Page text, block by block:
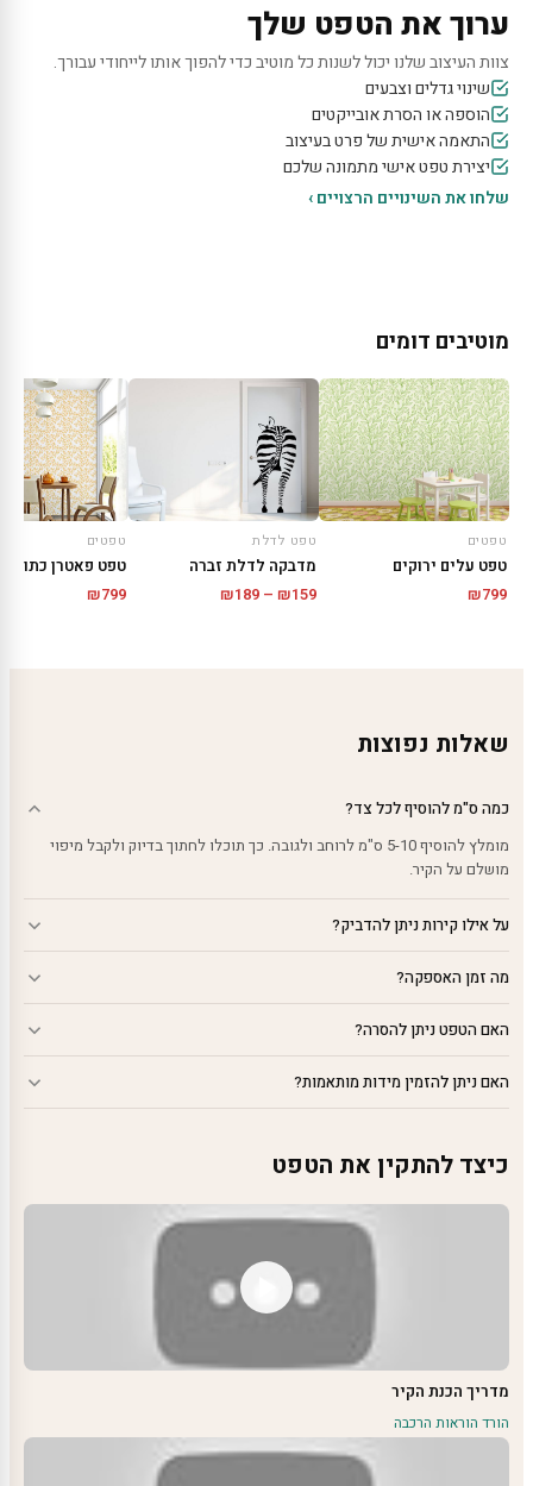
ערוך את הטפט שלך
צוות העיצוב שלנו יכול לשנות כל מוטיב כדי להפוך אותו לייחודי עבורך.
שינוי גדלים וצבעים
הוספה או הסרת אובייקטים
התאמה אישית של פרט בעיצוב
יצירת טפט אישי מתמונה שלכם
שלחו את השינויים הרצויים ›
מוטיבים דומים
טפטים
טפט עלים ירוקים
₪799
טפט לדלת
מדבקה לדלת זברה
₪159
–
₪189
טפטים
טפט פאטרן כתום
₪799
שאלות נפוצות
כמה ס"מ להוסיף לכל צד?
מומלץ להוסיף 5-10 ס"מ לרוחב ולגובה. כך תוכלו לחתוך בדיוק ולקבל מיפוי
מושלם על הקיר.
על אילו קירות ניתן להדביק?
מה זמן האספקה?
האם הטפט ניתן להסרה?
האם ניתן להזמין מידות מותאמות?
כיצד להתקין את הטפט
מדריך הכנת הקיר
הורד הוראות הרכבה